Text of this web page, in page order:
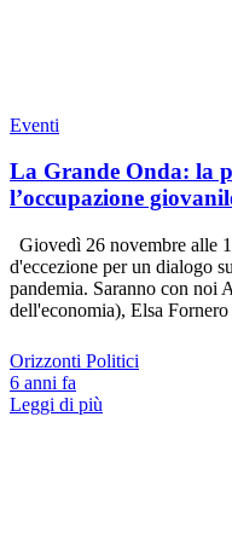
Eventi
La Grande Onda: la
l’occupazione
Giovedì 26 novembre alle
d'eccezione per un dialogo
pandemia. Saranno con noi
dell'economia), Elsa
Orizzonti Politici
6 anni fa
Leggi di più